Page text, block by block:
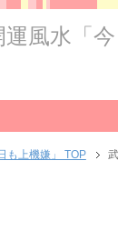
風水「今
も上機嫌」 TOP